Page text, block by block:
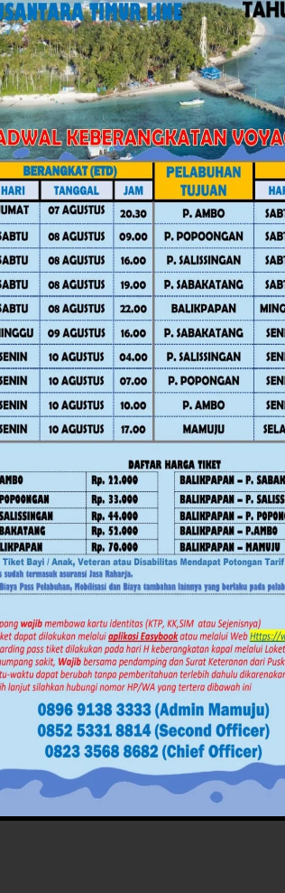
tahu kenapa capaian masih
waktu, bukan
penting seperti RAPBD
ditutup, kita belum sempat
Tappidena Balanipa”
portal kembali dibuka agar
optimis bahwa target
mencatat ada 961 aset
tersertifikasi pada tahun 2026.
Perkuat Literasi Digital
itu terdiri beberapa
yang tersertifikatkan.
yang siap memfasilitasi
proyek strategis provinsi untuk